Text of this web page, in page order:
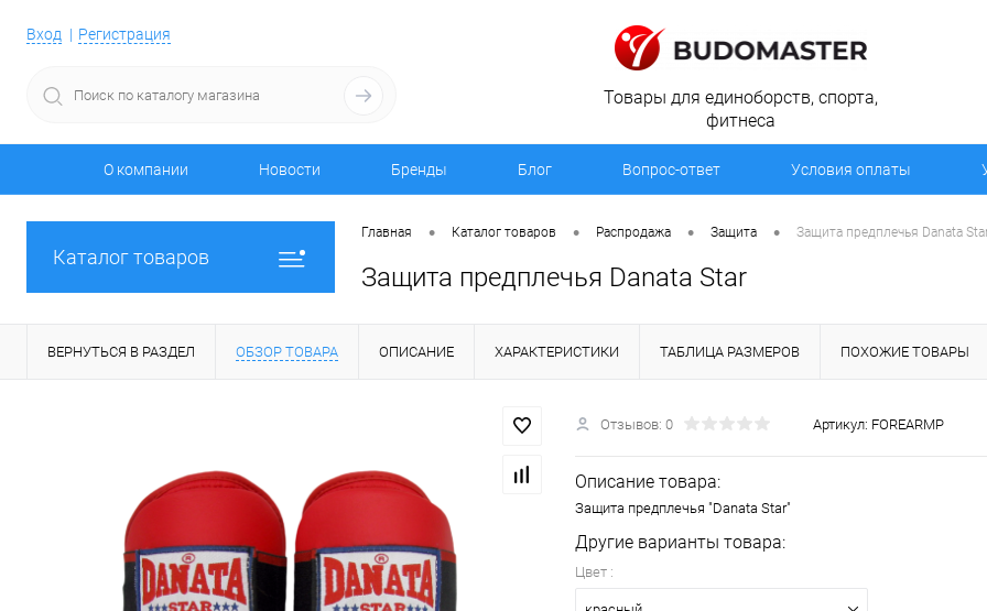
Вход Регистрация
Товары для единоборств, спорта,
фитнеса
О компании Новости Бренды Блог Вопрос-ответ Условия оплаты
Каталог товаров
Главная • Каталог товаров • Распродажа • Защита • Защита предплечья Danata
Защита предплечья Danata Star
ВЕРНУТЬСЯ В РАЗДЕЛ ОБЗОР ТОВАРА ОПИСАНИЕ ХАРАКТЕРИСТИКИ ТАБЛИЦА РАЗМЕРОВ ПОХОЖИЕ ТОВАРЫ
Отзывов: 0 Артикул: FOREARMP
Описание товара:
Защита предплечья "Danata Star"
Другие варианты товара:
Цвет :